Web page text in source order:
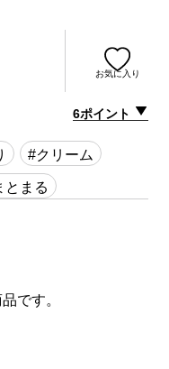
お気に入り
6ポイント
#クリーム
とまる
です。